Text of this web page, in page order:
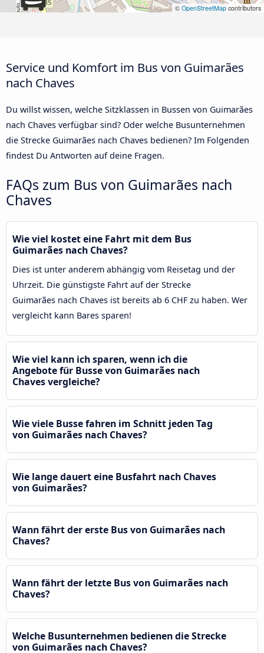
© OpenStreetMap contributors
Service und Komfort im Bus von Guimarães
nach Chaves
Du willst wissen, welche Sitzklassen in Bussen von Guimarães
nach Chaves verfügbar sind? Oder welche Busunternehmen
die Strecke Guimarães nach Chaves bedienen? Im Folgenden
findest Du Antworten auf deine Fragen.
FAQs zum Bus von Guimarães nach
Chaves
Wie viel kostet eine Fahrt mit dem Bus
Guimarães nach Chaves?
Dies ist unter anderem abhängig vom Reisetag und der
Uhrzeit. Die günstigste Fahrt auf der Strecke
Guimarães nach Chaves ist bereits ab 6 CHF zu haben. Wer
vergleicht kann Bares sparen!
Wie viel kann ich sparen, wenn ich die
Angebote für Busse von Guimarães nach
Chaves vergleiche?
Wie viele Busse fahren im Schnitt jeden Tag
von Guimarães nach Chaves?
Wie lange dauert eine Busfahrt nach Chaves
von Guimarães?
Wann fährt der erste Bus von Guimarães nach
Chaves?
Wann fährt der letzte Bus von Guimarães nach
Chaves?
Welche Busunternehmen bedienen die Strecke
von Guimarães nach Chaves?